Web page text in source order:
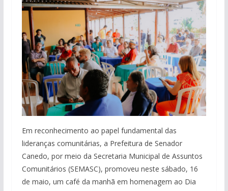
Em reconhecimento ao papel fundamental das
lideranças comunitárias, a Prefeitura de Senador
Canedo, por meio da Secretaria Municipal de Assuntos
Comunitários (SEMASC), promoveu neste sábado, 16
de maio, um café da manhã em homenagem ao Dia